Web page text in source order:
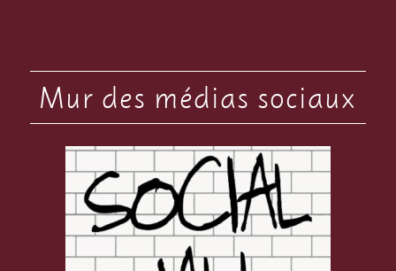
Mur des médias sociaux